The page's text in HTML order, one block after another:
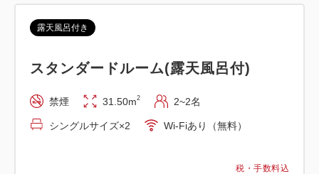
ます。
テルまでご連絡を下さいますようお願い申し上げま
■宿泊予約 (e-mail)info-ashinoko@hanaori.jp
（メールの場合は返信に数日かかる場合がありますの
税・手数料込
露天風呂付き
スタンダードルーム(露天風呂付)
禁煙 31.50m2 2~2名
シングルサイズ×2 Wi-Fiあり（無料）